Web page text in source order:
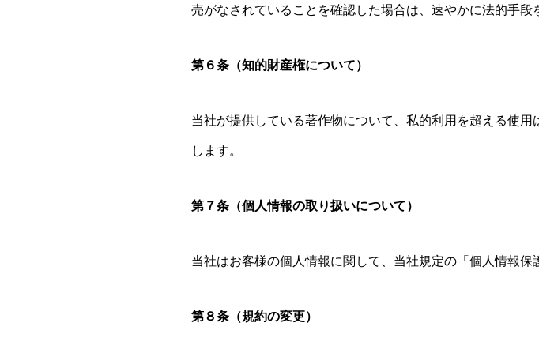
売がなされていることを確認した場合は、速やかに法的手段
第６条（知的財産権について）
当社が提供している著作物について、私的利用を超える使
します。
第７条（個人情報の取り扱いについて）
当社はお客様の個人情報に関して、当社規定の「個人情報保
第８条（規約の変更）